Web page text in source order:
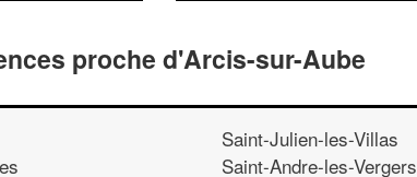
proche d'Arcis-sur-Aube
Saint-Julien-les-Villas
Saint-Andre-les-Vergers